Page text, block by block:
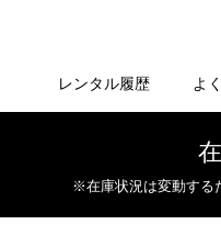
レンタル履歴 よ
※在庫状況は変動する